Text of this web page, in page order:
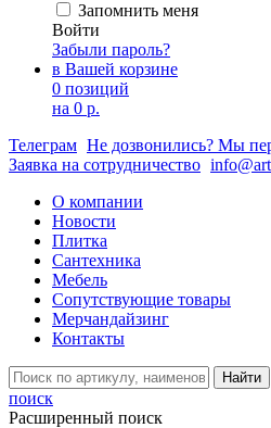
Запомнить меня
Войти
Забыли пароль?
в Вашей корзине
0 позиций
на 0 р.
Телеграм Не дозвонились? Мы
Заявка на сотрудничество
О компании
Новости
Плитка
Сантехника
Мебель
Сопутствующие товары
Мерчандайзинг
Контакты
Найти
поиск
Расширенный поиск